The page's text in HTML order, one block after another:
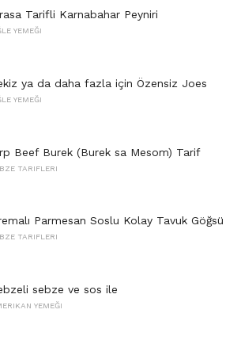
Tarifli Karnabahar Peyniri
YEMEĞI
ya da daha fazla için Özensiz Joes
YEMEĞI
Beef Burek (Burek sa Mesom) Tarif
TARIFLERI
Parmesan Soslu Kolay Tavuk Göğsü
TARIFLERI
sebze ve sos ile
YEMEĞI